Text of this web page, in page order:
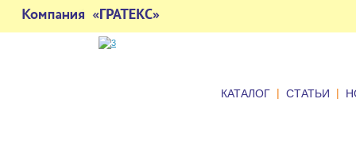
КАТАЛОГ | СТАТЬИ |